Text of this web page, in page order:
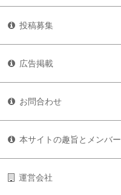
投稿募集
広告掲載
お問合わせ
本サイトの趣旨とメンバー
運営会社